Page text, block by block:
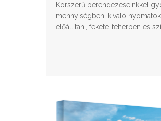
Korszerű berendezéseinkkel
mennyiségben, kiváló
előállítani, fekete-fehérben és